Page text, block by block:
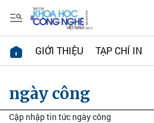
GIỚI THIỆU TẠP CHÍ IN
ngày công
Cập nhập tin tức ngày công